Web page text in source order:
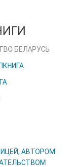
БЕЛАРУСЬ
АВТОРОМ